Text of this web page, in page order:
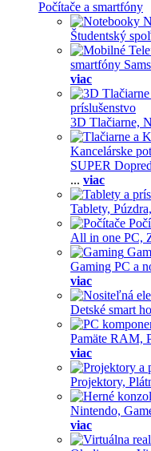
Počítače a smartfóny
Študentský
smartfóny
viac
príslušenstvo
3D Tlačiarne,
Kancelárske
SUPER
... viac
Tablety, Púzdra,
All in one PC,
Gaming PC a
viac
Detské smart
Pamäte RAM,
viac
Projektory,
Nintendo,
viac